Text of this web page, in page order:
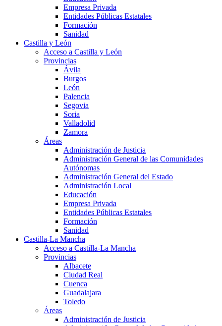
Empresa Privada
Entidades Públicas Estatales
Formación
Sanidad
Castilla y León
Acceso a Castilla y León
Provincias
Ávila
Burgos
León
Palencia
Segovia
Soria
Valladolid
Zamora
Áreas
Administración de Justicia
Administración General de las Comunidades
Autónomas
Administración General del Estado
Administración Local
Educación
Empresa Privada
Entidades Públicas Estatales
Formación
Sanidad
Castilla-La Mancha
Acceso a Castilla-La Mancha
Provincias
Albacete
Ciudad Real
Cuenca
Guadalajara
Toledo
Áreas
Administración de Justicia